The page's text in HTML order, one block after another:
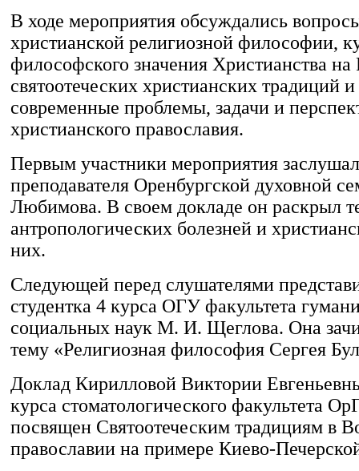
В ходе мероприятия обсуждались
христианской религиозной философии,
философского значения Христианства на
святоотеческих христианских традиций
современные проблемы, задачи и
христианского православия.
Первым участники мероприятия
преподавателя Оренбургской духовной
Любимова. В своем докладе он раскрыл
антропологических болезней и
них.
Следующей перед слушателями
студентка 4 курса ОГУ факультета
социальных наук М. И. Щеглова. Она
тему «Религиозная философия Сергея
Доклад Кирилловой Виктории
курса стоматологического факультета
посвящен Святоотеческим традициям в
православии на примере Киево-